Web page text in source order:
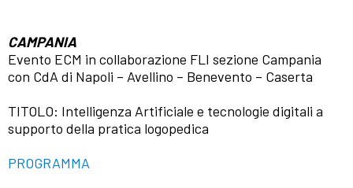
CAMPANIA
Evento ECM in collaborazione FLI sezione Campania
con CdA di Napoli – Avellino – Benevento – Caserta
TITOLO: Intelligenza Artificiale e tecnologie digitali a
supporto della pratica logopedica
PROGRAMMA